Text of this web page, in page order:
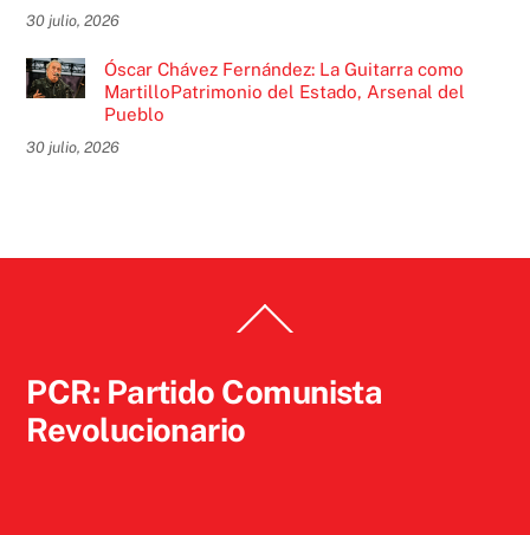
30 julio, 2026
Óscar Chávez Fernández: La Guitarra como
MartilloPatrimonio del Estado, Arsenal del
Pueblo
30 julio, 2026
To
PCR: Partido Comunista
Revolucionario